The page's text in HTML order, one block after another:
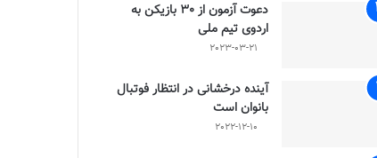
دعوت آزمون از 30 بازیکن به
اردوی تیم ملی
2023-03-21
آینده درخشانی در انتظار فوتبال
بانوان است
2022-12-10